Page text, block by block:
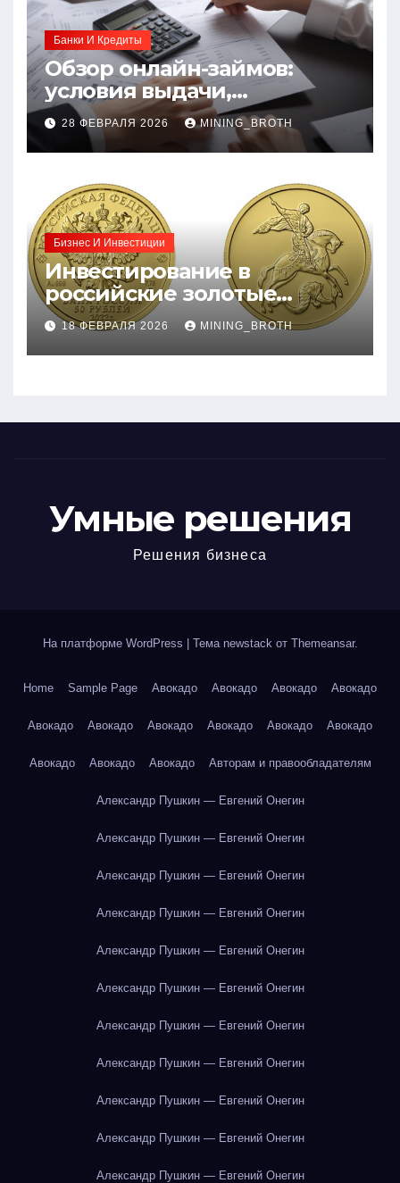
Банки И Кредиты
Обзор онлайн-займов:
условия выдачи,
процентные ставки и
требования к заемщикам
28 ФЕВРАЛЯ 2026 MINING_BROTH
Бизнес И Инвестиции
Инвестирование в
российские золотые
монеты: подробное
руководство
18 ФЕВРАЛЯ 2026 MINING_BROTH
Умные решения
Решения бизнеса
На платформе WordPress Тема newstack от Themeansar.
Home Sample Page Авокадо Авокадо Авокадо Авокадо
Авокадо Авокадо Авокадо Авокадо Авокадо Авокадо
Авокадо Авокадо Авокадо Авторам и правообладателям
Александр Пушкин — Евгений Онегин
Александр Пушкин — Евгений Онегин
Александр Пушкин — Евгений Онегин
Александр Пушкин — Евгений Онегин
Александр Пушкин — Евгений Онегин
Александр Пушкин — Евгений Онегин
Александр Пушкин — Евгений Онегин
Александр Пушкин — Евгений Онегин
Александр Пушкин — Евгений Онегин
Александр Пушкин — Евгений Онегин
Александр Пушкин — Евгений Онегин